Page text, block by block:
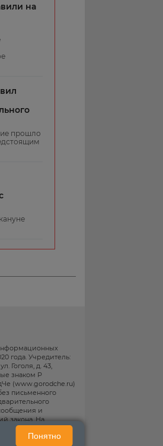
на
прошло
года. Учредитель:
Гоголя, д. 43,
знаком Р
(www.gorodche.ru)
письменного
и
закона.На
сети "Интернет",
Понятно